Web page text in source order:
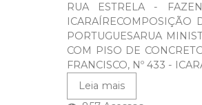
RUA ESTRELA -
PORTUGUESARUA
COM PISO DE
FRANCISCO, Nº 433 -
Leia mais